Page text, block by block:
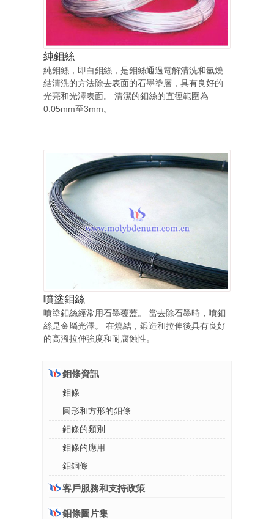
純鉬絲
純鉬絲，即白鉬絲，是鉬絲通過電解清洗和氫燒
結清洗的方法除去表面的石墨塗層，具有良好的
光亮和光澤表面。 清潔的鉬絲的直徑範圍為
0.05mm至3mm。
噴塗鉬絲
噴塗鉬絲經常用石墨覆蓋。 當去除石墨時，噴鉬
絲是金屬光澤。 在燒結，鍛造和拉伸後具有良好
的高溫拉伸強度和耐腐蝕性。
鉬條資訊
鉬條
圓形和方形的鉬條
鉬條的類別
鉬條的應用
鉬銅條
客戶服務和支持政策
鉬條圖片集